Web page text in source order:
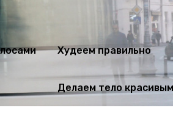
Худеем правильно
Делаем тело